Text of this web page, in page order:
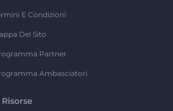
E Condizioni
Del Sito
Partner
Ambasciatori
Risorse